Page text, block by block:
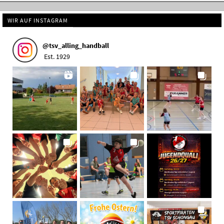
WIR AUF INSTAGRAM
@tsv_alling_handball
Est. 1929